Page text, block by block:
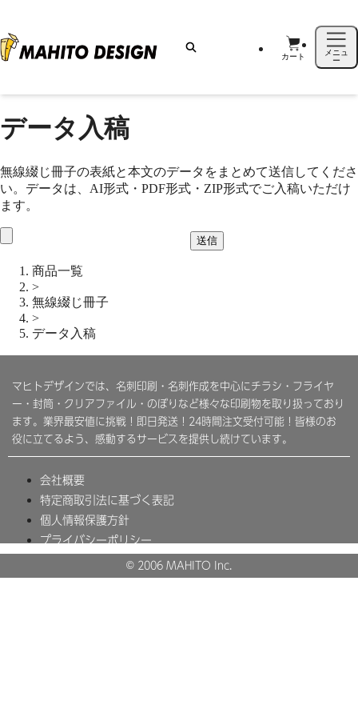
カート
メニュ
ー
データ入稿
無線綴じ冊子の表紙と本文のデータをまとめて送信してくださ
い。データは、AI形式・PDF形式・ZIP形式でご入稿いただけ
ます。
送信
商品一覧
>
無線綴じ冊子
>
データ入稿
マヒトデザインでは、名刺印刷・名刺作成を中心にチラシ・フライヤ
ー・封筒・クリアファイル・のぼりなど様々な印刷物を取り扱っており
ます。業界最安値に挑戦！即日発送！24時間注文受付可能！皆様のお
役に立てるよう、感動するサービスを提供し続けています。
会社概要
特定商取引法に基づく表記
個人情報保護方針
プライバシーポリシー
© 2006 MAHITO Inc.